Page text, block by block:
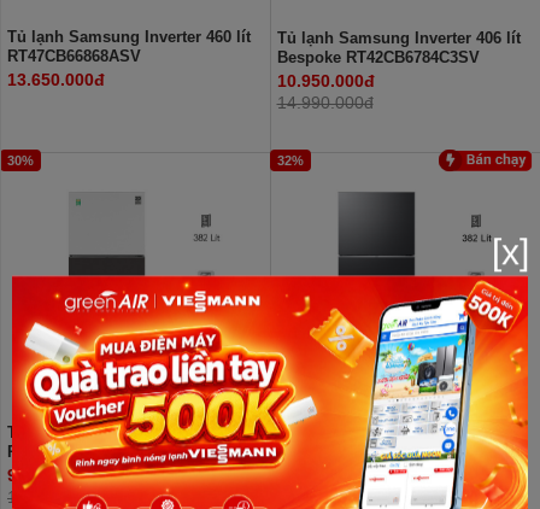
Tủ lạnh Samsung Inverter 460 lít
RT47CB66868ASV
13.650.000đ
Tủ lạnh Samsung Inverter 406 lít
Bespoke RT42CB6784C3SV
10.950.000đ
14.990.000đ
30%
Tủ lạnh Samsung Inverter 382 lít
RT38CB6784C3SV
9.950.000đ
14.190.000đ
32%
Tủ lạnh Samsung Inverter 382 lít
RT38CG6584B1SV
9.590.000đ
14.140.000đ
[x]